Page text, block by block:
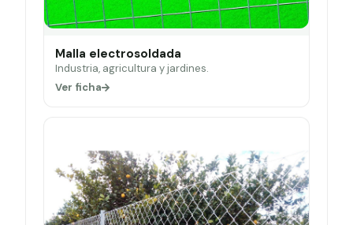
Malla electrosoldada
Industria, agricultura y jardines.
Ver ficha